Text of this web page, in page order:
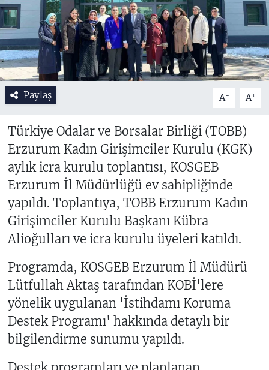
Paylaş A- A+
Türkiye Odalar ve Borsalar Birliği (TOBB)
Erzurum Kadın Girişimciler Kurulu (KGK)
aylık icra kurulu toplantısı, KOSGEB
Erzurum İl Müdürlüğü ev sahipliğinde
yapıldı. Toplantıya, TOBB Erzurum Kadın
Girişimciler Kurulu Başkanı Kübra
Alioğulları ve icra kurulu üyeleri katıldı.
Programda, KOSGEB Erzurum İl Müdürü
Lütfullah Aktaş tarafından KOBİ'lere
yönelik uygulanan 'İstihdamı Koruma
Destek Programı' hakkında detaylı bir
bilgilendirme sunumu yapıldı.